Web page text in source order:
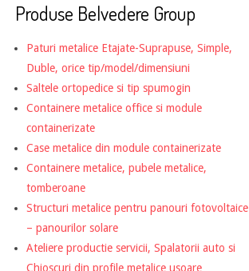
Produse Belvedere Group
Paturi metalice Etajate-Suprapuse, Simple,
Duble, orice tip/model/dimensiuni
Saltele ortopedice si tip spumogin
Containere metalice office si module
containerizate
Case metalice din module containerizate
Containere metalice, pubele metalice,
tomberoane
Structuri metalice pentru panouri fotovoltaice
– panourilor solare
Ateliere productie servicii, Spalatorii auto si
Chioscuri din profile metalice usoare